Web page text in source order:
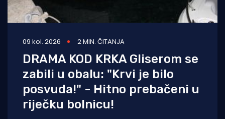
09 kol. 2026 2 MIN. ČITANJA
DRAMA KOD KRKA Gliserom se
zabili u obalu: "Krvi je bilo
posvuda!" - Hitno prebačeni u
riječku bolnicu!